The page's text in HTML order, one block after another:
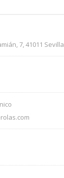
7, 41011 Sevilla